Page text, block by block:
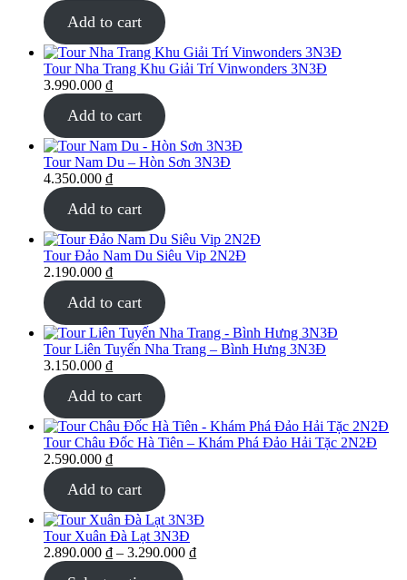
Add to cart
Tour Nha Trang Khu Giải Trí Vinwonders 3N3Đ
3.990.000 ₫
Add to cart
Tour Nam Du – Hòn Sơn 3N3Đ
4.350.000 ₫
Add to cart
Tour Đảo Nam Du Siêu Vip 2N2Đ
2.190.000 ₫
Add to cart
Tour Liên Tuyến Nha Trang – Bình Hưng 3N3Đ
3.150.000 ₫
Add to cart
Tour Châu Đốc Hà Tiên – Khám Phá Đảo Hải Tặc 2N2Đ
2.590.000 ₫
Add to cart
Tour Xuân Đà Lạt 3N3Đ
2.890.000 ₫ – 3.290.000 ₫